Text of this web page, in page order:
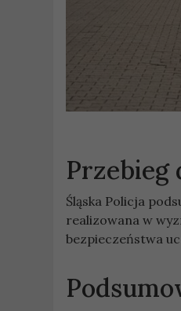
Przebieg
Śląska Policja
realizowana w
bezpieczeństwa